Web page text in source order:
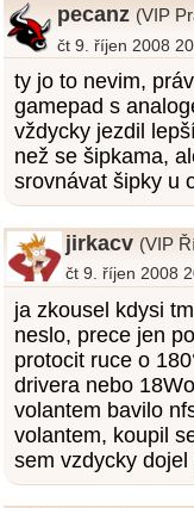
pecanz (VIP
čt 9. říjen 2008
ty jo to nevim,
gamepad s
vždycky jezdil
než se šipkama,
srovnávat šipky u
jirkacv (VIP
čt 9. říjen 2008
ja zkousel kdysi
neslo, prece jen
protocit ruce o
drivera nebo
volantem bavilo
volantem, koupil
sem vzdycky dojel